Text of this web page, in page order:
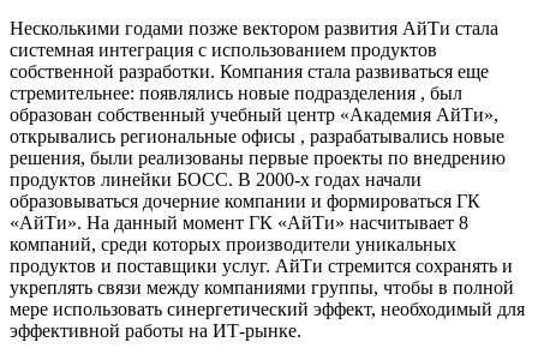
Несколькими годами позже вектором развития АйТи стала
системная интеграция с использованием продуктов
собственной разработки. Компания стала развиваться еще
стремительнее: появлялись новые подразделения , был
образован собственный учебный центр «Академия АйТи»,
открывались региональные офисы , разрабатывались новые
решения, были реализованы первые проекты по внедрению
продуктов линейки БОСС. В 2000-х годах начали
образовываться дочерние компании и формироваться ГК
«АйТи». На данный момент ГК «АйТи» насчитывает 8
компаний, среди которых производители уникальных
продуктов и поставщики услуг. АйТи стремится сохранять и
укреплять связи между компаниями группы, чтобы в полной
мере использовать синергетический эффект, необходимый для
эффективной работы на ИТ-рынке.